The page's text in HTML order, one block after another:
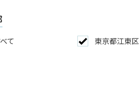
て 東京都江東区